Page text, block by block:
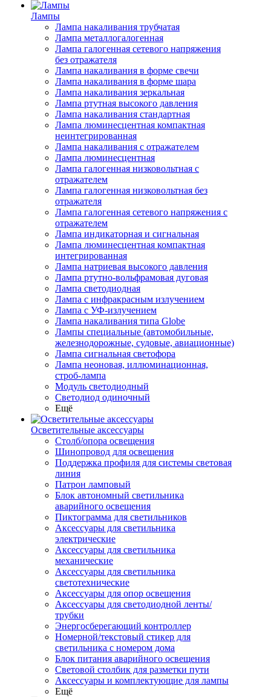
Лампы
Лампа накаливания трубчатая
Лампа металлогалогенная
Лампа галогенная сетевого напряжения
без отражателя
Лампа накаливания в форме свечи
Лампа накаливания в форме шара
Лампа накаливания зеркальная
Лампа ртутная высокого давления
Лампа накаливания стандартная
Лампа люминесцентная компактная
неинтегрированная
Лампа накаливания с отражателем
Лампа люминесцентная
Лампа галогенная низковольтная с
отражателем
Лампа галогенная низковольтная без
отражателя
Лампа галогенная сетевого напряжения с
отражателем
Лампа индикаторная и сигнальная
Лампа люминесцентная компактная
интегрированная
Лампа натриевая высокого давления
Лампа ртутно-вольфрамовая дуговая
Лампа светодиодная
Лампа с инфракрасным излучением
Лампа с УФ-излучением
Лампа накаливания типа Globe
Лампы специальные (автомобильные,
железнодорожные, судовые, авиационные)
Лампа сигнальная светофора
Лампа неоновая, иллюминационная,
строб-лампа
Модуль светодиодный
Светодиод одиночный
Ещё
Осветительные аксессуары
Столб/опора освещения
Шинопровод для освещения
Поддержка профиля для системы световая
линия
Патрон ламповый
Блок автономный светильника
аварийного освещения
Пиктограмма для светильников
Аксессуары для светильника
электрические
Аксессуары для светильника
механические
Аксессуары для светильника
светотехнические
Аксессуары для опор освещения
Аксессуары для светодиодной ленты/
трубки
Энергосберегающий контроллер
Номерной/текстовый стикер для
светильника с номером дома
Блок питания аварийного освещения
Световой столбик для разметки пути
Аксессуары и комплектующие для лампы
Ещё